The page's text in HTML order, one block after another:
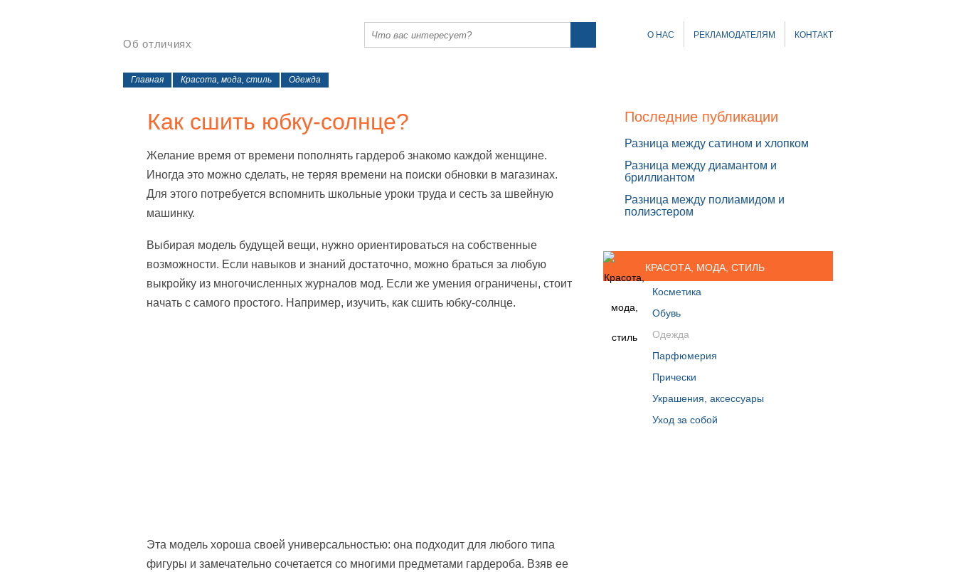
Об отличиях
О НАС РЕКЛАМОДАТЕЛЯМ КОНТАКТ
Главная Красота, мода, стиль Одежда
Как сшить юбку-солнце?
Желание время от времени пополнять гардероб знакомо каждой женщине.
Иногда это можно сделать, не теряя времени на поиски обновки в магазинах.
Для этого потребуется вспомнить школьные уроки труда и сесть за швейную
машинку.
Выбирая модель будущей вещи, нужно ориентироваться на собственные
возможности. Если навыков и знаний достаточно, можно браться за любую
выкройку из многочисленных журналов мод. Если же умения ограничены, стоит
начать с самого простого. Например, изучить, как сшить юбку-солнце.
Эта модель хороша своей универсальностью: она подходит для любого типа
фигуры и замечательно сочетается со многими предметами гардероба. Взяв ее
Последние публикации
Разница между сатином и хлопком
Разница между диамантом и
бриллиантом
Разница между полиамидом и
полиэстером
КРАСОТА, МОДА, СТИЛЬ
Косметика
Обувь
Одежда
Парфюмерия
Прически
Украшения, аксессуары
Уход за собой